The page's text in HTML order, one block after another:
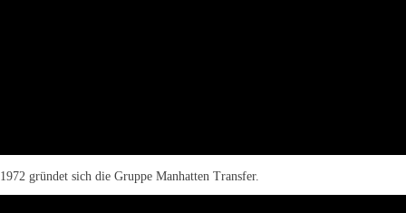
1972 gründet sich die Gruppe Manhatten Transfer.